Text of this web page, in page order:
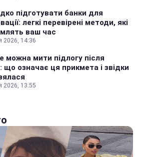
підготувати банки для
легкі перевірені методи, які
ваш час
2026, 14:36
можна мити підлогу після
що означає ця прикмета і звідки
2026, 13:55